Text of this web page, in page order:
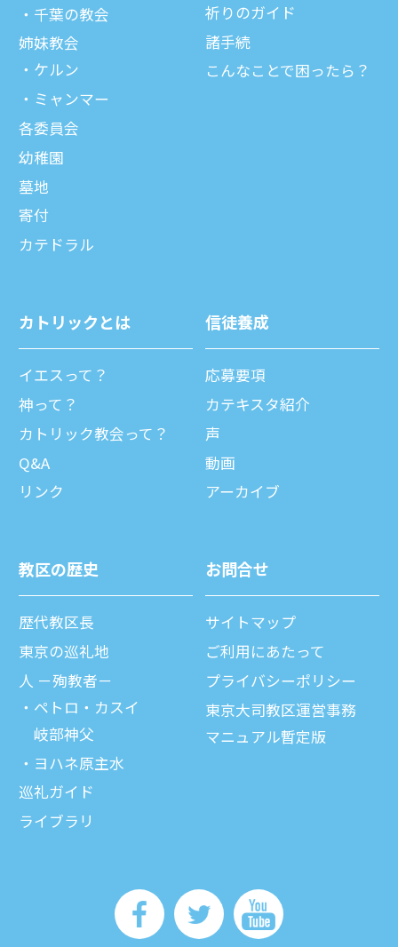
千葉の教会
姉妹教会
ケルン
ミャンマー
各委員会
幼稚園
墓地
寄付
カテドラル
祈りのガイド
諸⼿続
こんなことで困ったら？
カトリックとは
イエスって？
神って？
カトリック教会って？
Q&A
リンク
信徒養成
応募要項
カテキスタ紹介
声
動画
アーカイブ
教区の歴史
歴代教区⻑
東京の巡礼地
⼈ －殉教者－
ペトロ・カスイ
岐部神父
ヨハネ原主水
巡礼ガイド
ライブラリ
お問合せ
サイトマップ
ご利⽤にあたって
プライバシーポリシー
東京大司教区運営事務
マニュアル暫定版